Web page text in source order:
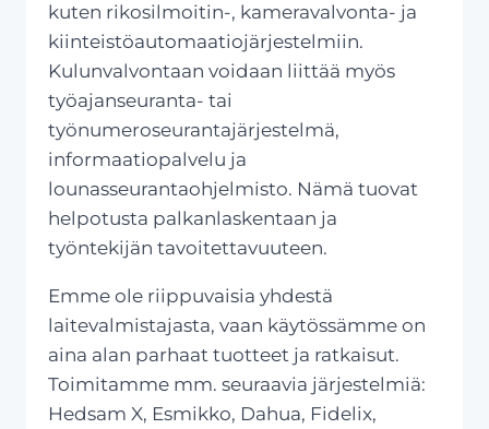
kuten rikosilmoitin-, kameravalvonta- ja
kiinteistöautomaatiojärjestelmiin.
Kulunvalvontaan voidaan liittää myös
työajanseuranta- tai
työnumeroseurantajärjestelmä,
informaatiopalvelu ja
lounasseurantaohjelmisto. Nämä tuovat
helpotusta palkanlaskentaan ja
työntekijän tavoitettavuuteen.
Emme ole riippuvaisia yhdestä
laitevalmistajasta, vaan käytössämme on
aina alan parhaat tuotteet ja ratkaisut.
Toimitamme mm. seuraavia järjestelmiä:
Hedsam X, Esmikko, Dahua, Fidelix,